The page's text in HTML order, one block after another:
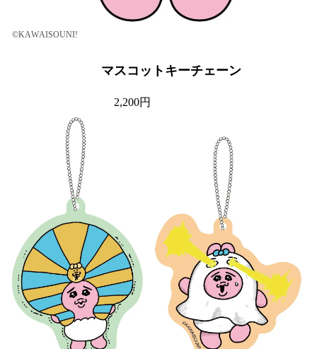
©KAWAISOUNI!
マスコットキーチェーン
2,200円